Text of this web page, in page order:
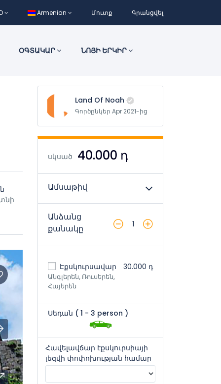
Armenian Մուտք Գրանցվել
ՕԳՏԱԿԱՐ ՆՈՅԻ ԵՐԿԻՐ
Land Of Noah
Գործընկեր Apr 2021-ից
սկսած 40.000 դ
Ամսաթիվ
Անձանց
քանակը
1
Էքսկուրսավար
Անգլերեն, Ռուսերեն,
Հայերեն
30.000 դ
Սեդան ( 1 - 3 person )
Հավելավճար էքսկուրսիայի
լեզվի փոփոխության համար